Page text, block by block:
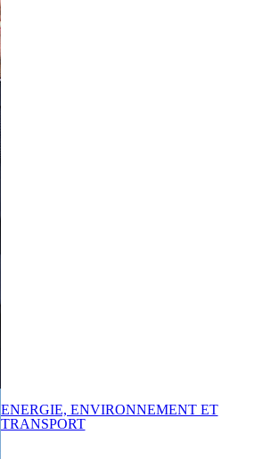
ENERGIE, ENVIRONNEMENT ET
TRANSPORT